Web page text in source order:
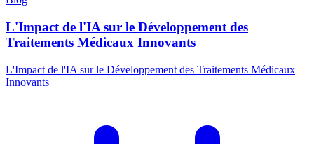
L'Impact de l'IA sur le Développement des
Traitements Médicaux Innovants
L'Impact de l'IA sur le Développement des Traitements Médicaux
Innovants